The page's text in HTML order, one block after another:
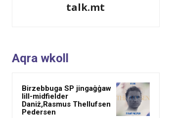
talk.mt
Aqra wkoll
Birzebbuga SP jingaġġaw
lill-midfielder
Daniż,Rasmus Thellufsen
Pedersen